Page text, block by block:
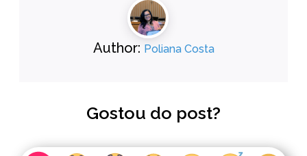
Author: Poliana Costa
Gostou do post?